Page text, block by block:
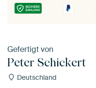
Gefertigt von
Peter Schickert
Deutschland